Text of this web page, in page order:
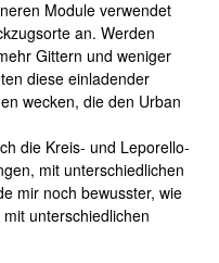
Module verwendet
an. Werden
Gittern und weniger
diese einladender
wecken, die den Urban
die Kreis- und Leporello-
mit unterschiedlichen
mir noch bewusster, wie
unterschiedlichen